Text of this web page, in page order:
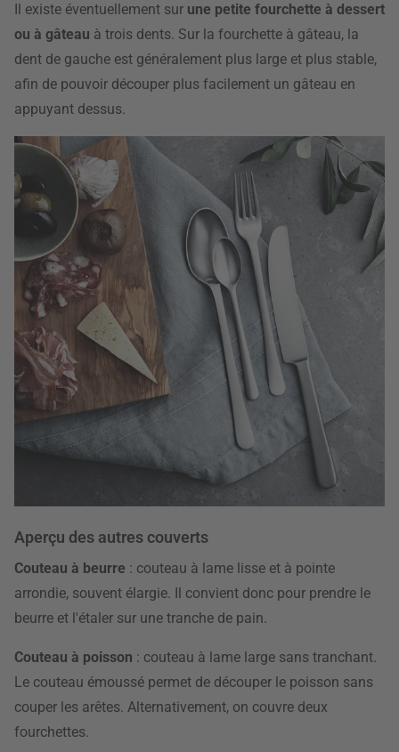
Il existe éventuellement sur une petite fourchette à dessert
ou à gâteau à trois dents. Sur la fourchette à gâteau, la
dent de gauche est généralement plus large et plus stable,
afin de pouvoir découper plus facilement un gâteau en
appuyant dessus.
Aperçu des autres couverts
Couteau à beurre : couteau à lame lisse et à pointe
arrondie, souvent élargie. Il convient donc pour prendre le
beurre et l'étaler sur une tranche de pain.
Couteau à poisson : couteau à lame large sans tranchant.
Le couteau émoussé permet de découper le poisson sans
couper les arêtes. Alternativement, on couvre deux
fourchettes.